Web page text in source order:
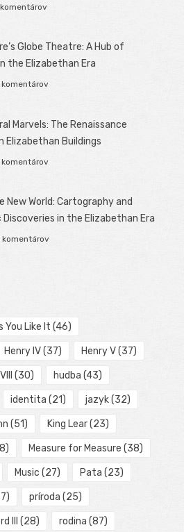
Globe Theatre: A Hub of
the Elizabethan Era
komentárov
Marvels: The Renaissance
Elizabethan Buildings
komentárov
New World: Cartography and
Discoveries in the Elizabethan Era
komentárov
You Like It (46)
Henry IV(37) Henry V(37)
(30) hudba (43)
identita (21) jazyk(32)
(51) King Lear(23)
Measure for Measure (38)
Music (27) Pata (23)
príroda (25)
III (28) rodina (87)